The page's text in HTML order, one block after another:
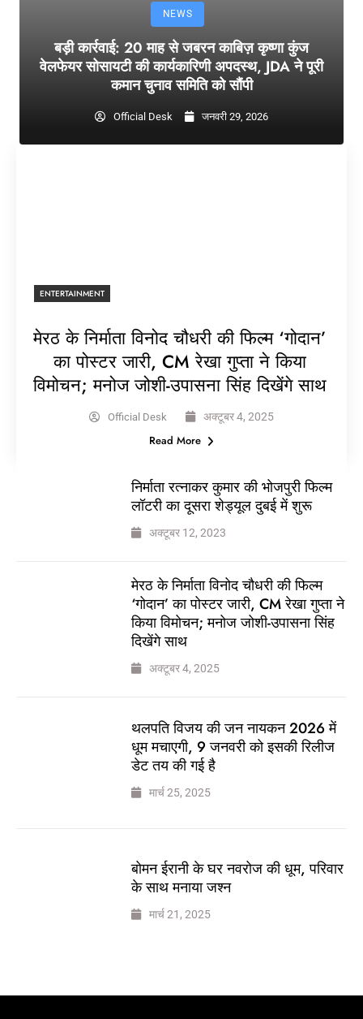
NEWS
बड़ी कार्रवाई: 20 माह से जबरन काबिज़ कृष्णा कुंज
वेलफेयर सोसायटी की कार्यकारिणी अपदस्थ, JDA ने पूरी
कमान चुनाव समिति को सौंपी
Official Desk जनवरी 29, 2026
ENTERTAINMENT
मेरठ के निर्माता विनोद चौधरी की फिल्म ‘गोदान’
का पोस्टर जारी, CM रेखा गुप्ता ने किया
विमोचन; मनोज जोशी-उपासना सिंह दिखेंगे साथ
Official Desk अक्टूबर 4, 2025
Read More
निर्माता रत्नाकर कुमार की भोजपुरी फिल्म
लॉटरी का दूसरा शेड्यूल दुबई में शुरू
अक्टूबर 12, 2023
मेरठ के निर्माता विनोद चौधरी की फिल्म
‘गोदान’ का पोस्टर जारी, CM रेखा गुप्ता ने
किया विमोचन; मनोज जोशी-उपासना सिंह
दिखेंगे साथ
अक्टूबर 4, 2025
थलपति विजय की जन नायकन 2026 में
धूम मचाएगी, 9 जनवरी को इसकी रिलीज
डेट तय की गई है
मार्च 25, 2025
बोमन ईरानी के घर नवरोज की धूम, परिवार
के साथ मनाया जश्न
मार्च 21, 2025